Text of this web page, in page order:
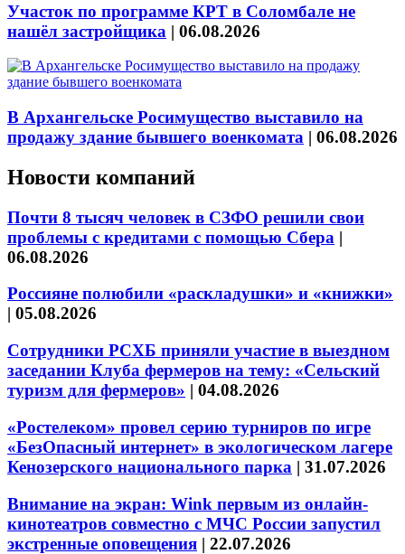
Участок по программе КРТ в Соломбале не
нашёл застройщика | 06.08.2026
В Архангельске Росимущество выставило на
продажу здание бывшего военкомата | 06.08.2026
Новости компаний
Почти 8 тысяч человек в СЗФО решили свои
проблемы с кредитами с помощью Сбера |
06.08.2026
Россияне полюбили «раскладушки» и «книжки»
| 05.08.2026
Сотрудники РСХБ приняли участие в выездном
заседании Клуба фермеров на тему: «Сельский
туризм для фермеров» | 04.08.2026
«Ростелеком» провел серию турниров по игре
«БезОпасный интернет» в экологическом лагере
Кенозерского национального парка | 31.07.2026
Внимание на экран: Wink первым из онлайн-
кинотеатров совместно с МЧС России запустил
экстренные оповещения | 22.07.2026